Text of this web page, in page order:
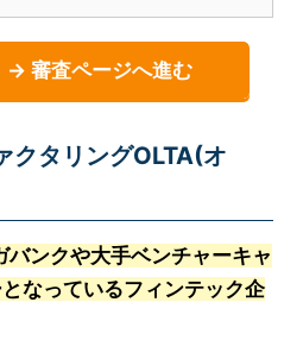
→ 審査ページへ進む
クタリングOLTA(オ
ンクや大手ベンチャーキャ
なっているフィンテック企